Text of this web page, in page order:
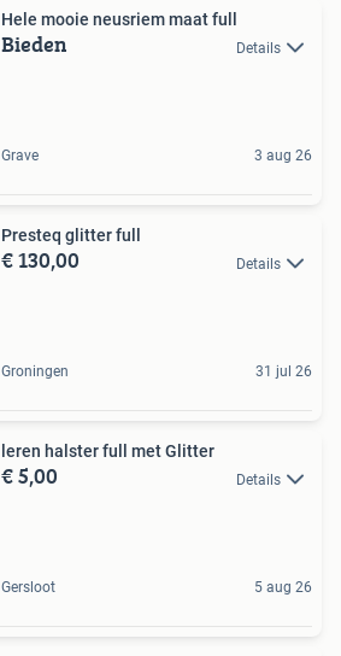
Hele mooie neusriem maat full
Bieden Details
Grave 3 aug 26
Presteq glitter full
€ 130,00 Details
Groningen 31 jul 26
leren halster full met Glitter
€ 5,00 Details
Gersloot 5 aug 26